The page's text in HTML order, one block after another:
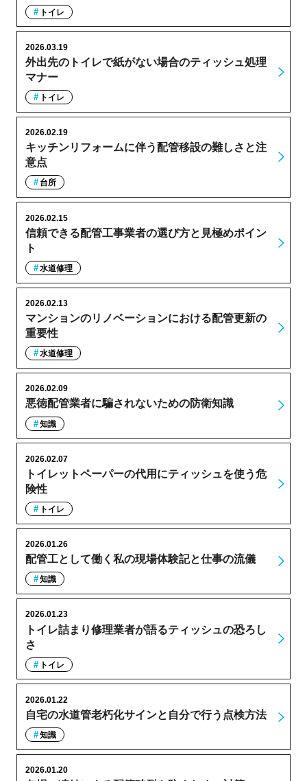
トイレ
外出先のトイレで紙がない場合のティッシュ処理
マナー
2026.03.19
トイレ
キッチンリフォームに伴う配管移設の難しさと注
意点
2026.02.19
台所
信頼できる配管工事業者の選び方と見極めポイン
ト
2026.02.15
水道修理
マンションのリノベーションにおける配管更新の
重要性
2026.02.13
水道修理
悪徳配管業者に騙されないための防衛知識
2026.02.09
知識
トイレットペーパーの代用にティッシュを使う危
険性
2026.02.07
トイレ
配管工として働く私の現場体験記と仕事の流儀
2026.01.26
知識
トイレ詰まり修理業者が語るティッシュの恐ろし
さ
2026.01.23
トイレ
自宅の水道管老朽化サインと自分で行う点検方法
2026.01.22
知識
2026.01.20